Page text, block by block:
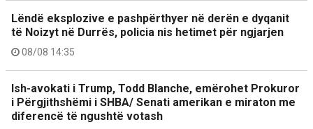
Lëndë eksplozive e pashpërthyer në derën e dyqanit
të Noizyt në Durrës, policia nis hetimet për ngjarjen
08/08 14:35
Ish-avokati i Trump, Todd Blanche, emërohet Prokuror
i Përgjithshëmi i SHBA/ Senati amerikan e miraton me
diferencë të ngushtë votash